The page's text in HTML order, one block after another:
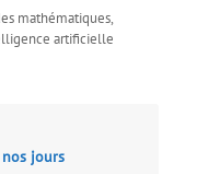
mathématiques,
artificielle
nos jours